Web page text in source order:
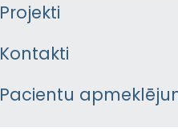
Projekti
Kontakti
Pacientu